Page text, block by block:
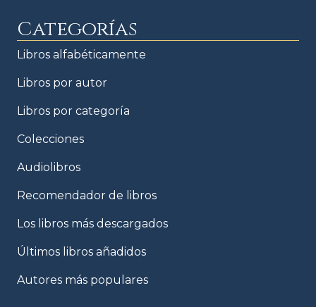
Categorías
Libros alfabéticamente
Libros por autor
Libros por categoría
Colecciones
Audiolibros
Recomendador de libros
Los libros más descargados
Últimos libros añadidos
Autores más populares